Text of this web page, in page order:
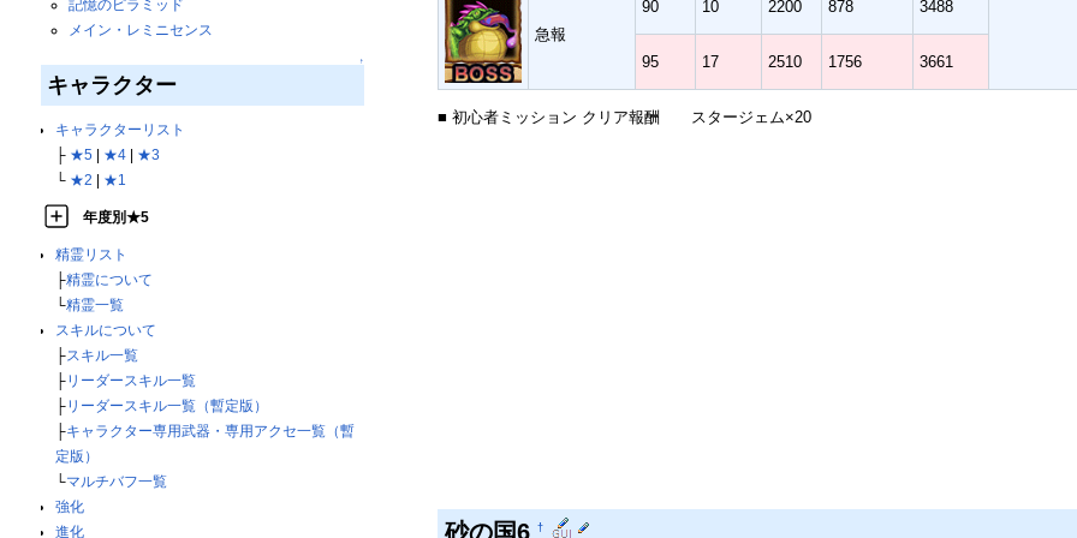
記憶のピラミッド
メイン・レミニセンス
↑
キャラクター
キャラクターリスト
├ ★5| ★4|
★3
└ ★2 ★1
年度別★5
精霊リスト
├精霊について
└精霊一覧
スキルについて
├スキル一覧
├リーダースキル一覧
├リーダースキル一覧（暫定版）
├キャラクター専用武器・専用アクセ一覧（暫
定版）
└マルチバフ一覧
強化
進化
急報
90 10 2200 878 3488
95 17 2510 1756 3661
■ 初心者ミッション クリア報酬 スタージェム×20
砂の国6 †